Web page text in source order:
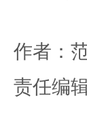
作者：
责任编